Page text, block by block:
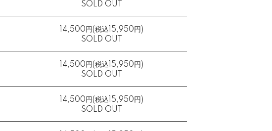
SOLD OUT
14,500円(税込15,950円)
SOLD OUT
14,500円(税込15,950円)
SOLD OUT
14,500円(税込15,950円)
SOLD OUT